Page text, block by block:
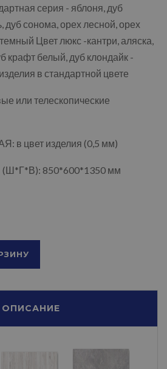
серия - яблоня, дуб
сонома, орех лесной, орех
Цвет люкс -кантри, аляска,
крафт белый, дуб клондайк -
в стандартной цвете
или телескопические
в цвет изделия (0,5 мм)
(Ш*Г*В): 850*600*1350 мм
ОПИСАНИЕ